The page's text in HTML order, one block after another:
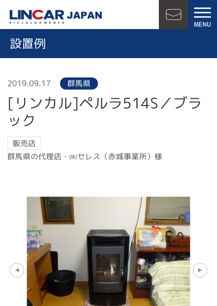
MENU
設置例
2019.09.17 群馬県
[リンカル]ペルラ514S／ブラ
ック
販売店
群馬県の代理店・㈱セレス（赤城事業所）様